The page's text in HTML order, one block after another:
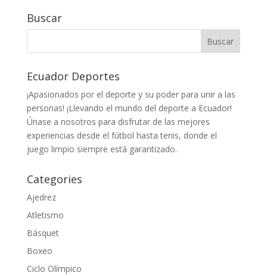
Buscar
Ecuador Deportes
¡Apasionados por el deporte y su poder para unir a las
personas! ¡Llevando el mundo del deporte a Ecuador!
Únase a nosotros para disfrutar de las mejores
experiencias desde el fútbol hasta tenis, donde el
juego limpio siempre está garantizado.
Categories
Ajedrez
Atletismo
Básquet
Boxeo
Ciclo Olímpico